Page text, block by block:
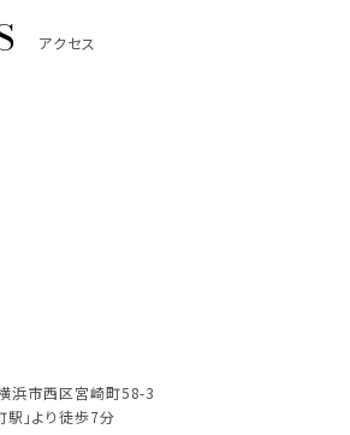
アクセス
浜市西区宮崎町58-3
駅」より徒歩7分